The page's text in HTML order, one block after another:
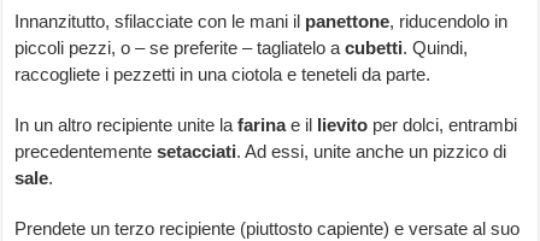
Innanzitutto, sfilacciate con le mani il panettone, riducendolo in
piccoli pezzi, o – se preferite – tagliatelo acubetti. Quindi,
raccogliete i pezzetti in una ciotola e teneteli da parte.
In un altro recipiente unite lafarinae il lievito per dolci, entrambi
precedentementesetacciati. Ad essi, unite anche un pizzico di
sale.
Prendete un terzo recipiente (piuttosto capiente) e versate al suo